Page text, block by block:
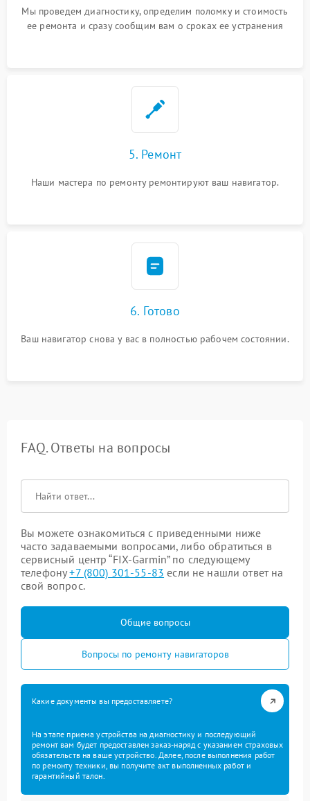
Мы проведем диагностику, определим поломку и стоимость
ее ремонта и сразу сообщим вам о сроках ее устранения
5. Ремонт
Наши мастера по ремонту ремонтируют ваш навигатор.
6. Готово
Ваш навигатор снова у вас в полностью рабочем состоянии.
FAQ. Ответы на вопросы
Вы можете ознакомиться с приведенными ниже
часто задаваемыми вопросами, либо обратиться в
сервисный центр “FIX-Garmin” по следующему
телефону+7 (800) 301-55-83 если не нашли ответ на
свой вопрос.
Общие вопросы
Вопросы по ремонту навигаторов
Какие документы вы предоставляете?
На этапе приема устройства на диагностику и последующий
ремонт вам будет предоставлен заказ-наряд с указанием страховых
обязательств на ваше устройство. Далее, после выполнения работ
по ремонту техники, вы получите акт выполненных работ и
гарантийный талон.